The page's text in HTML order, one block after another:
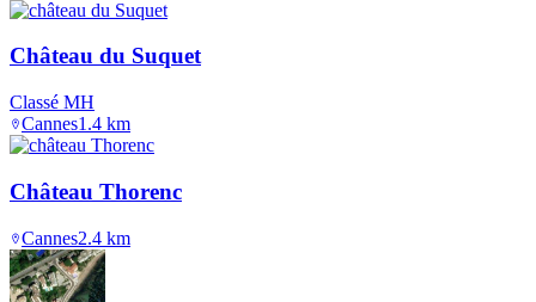
Château du Suquet
Classé MH
Cannes1.4 km
Château Thorenc
Cannes2.4 km